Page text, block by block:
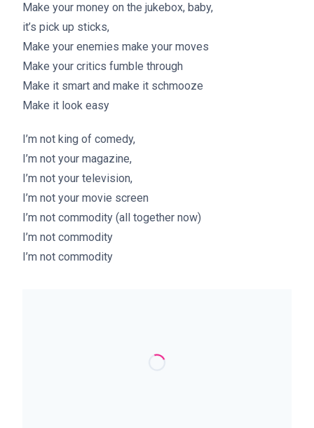
Make your money on the jukebox, baby,
it’s pick up sticks,
Make your enemies make your moves
Make your critics fumble through
Make it smart and make it schmooze
Make it look easy
I’m not king of comedy,
I’m not your magazine,
I’m not your television,
I’m not your movie screen
I’m not commodity (all together now)
I’m not commodity
I’m not commodity